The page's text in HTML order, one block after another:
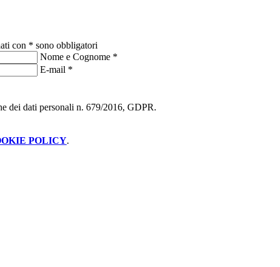
con * sono obbligatori
Nome e Cognome *
E-mail *
dei dati personali n. 679/2016, GDPR.
POLICY.